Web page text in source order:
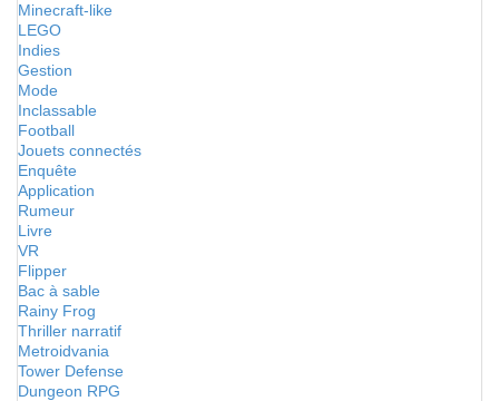
Minecraft-like
LEGO
Indies
Gestion
Mode
Inclassable
Football
Jouets connectés
Enquête
Application
Rumeur
Livre
VR
Flipper
Bac à sable
Rainy Frog
Thriller narratif
Metroidvania
Tower Defense
Dungeon RPG